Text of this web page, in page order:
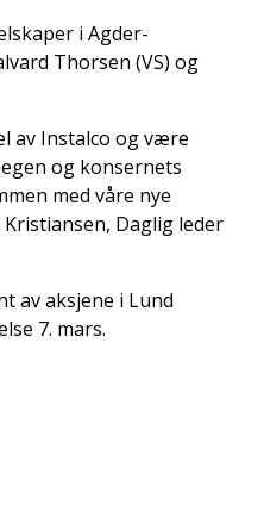
i Agder-
Thorsen (VS) og
av Instalco og være
og konsernets
med våre nye
Daglig leder
av aksjene i Lund
7. mars.